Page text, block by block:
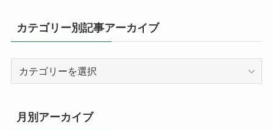
カテゴリー別記事アーカイブ
リ
ー
月別アーカイブ